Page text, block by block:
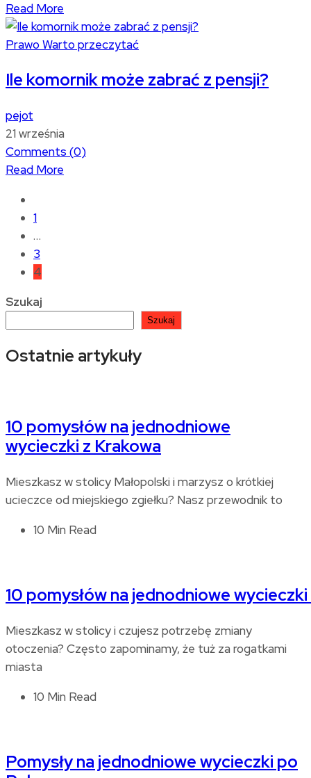
Read More
PrawoWarto przeczytać
Ile komornik może zabrać z pensji?
pejot
21 września
Comments (0)
Read More
1
…
3
4
Szukaj
Szukaj
Ostatnie artykuły
10 pomysłów na jednodniowe
wycieczki z Krakowa
Mieszkasz w stolicy Małopolski i marzysz o krótkiej
ucieczce od miejskiego zgiełku? Nasz przewodnik to
10 Min Read
10 pomysłów na jednodniowe
Mieszkasz w stolicy i czujesz potrzebę zmiany
otoczenia? Często zapominamy, że tuż za rogatkami
miasta
10 Min Read
Pomysły na jednodniowe wycieczki po